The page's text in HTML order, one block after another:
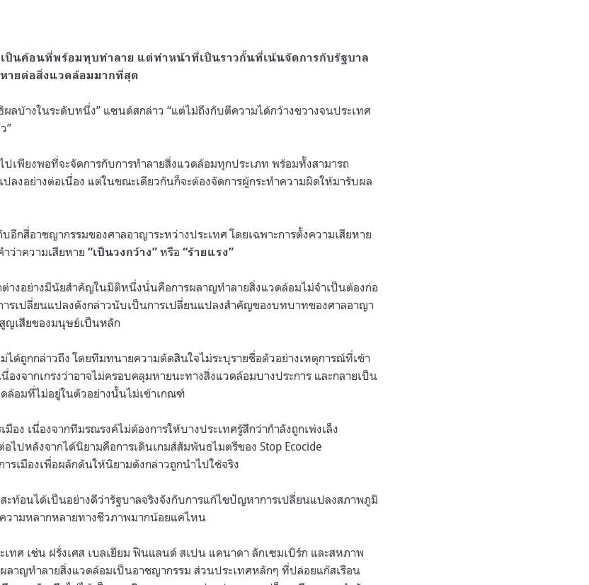
ป็นค้อนที่พร้อมทุบทำลาย แต่ทำหน้าที่เป็นราวกั้นที่เน้นจัดการกับรัฐบาล
ายต่อสิ่งแวดล้อมมากที่สุด
ผลบ้างในระดับหนึ่ง” แซนด์สกล่าว “แต่ไม่ถึงกับตีความได้กว้างขวางจนประเทศ
”
เพียงพอที่จะจัดการกับการทำลายสิ่งแวดล้อมทุกประเภท พร้อมทั้งสามารถ
งอย่างต่อเนื่อง แต่ในขณะเดียวกันก็จะต้องจัดการผู้กระทำความผิดให้มารับผล
อีกสี่อาชญากรรมของศาลอาญาระหว่างประเทศ โดยเฉพาะการตั้งความเสียหาย
ว่าความเสียหาย “เป็นวงกว้าง” หรือ “ร้ายแรง”
างอย่างมีนัยสำคัญในมิติหนึ่งนั่นคือการผลาญทำลายสิ่งแวดล้อมไม่จำเป็นต้องก่อ
รเปลี่ยนแปลงดังกล่าวนับเป็นการเปลี่ยนแปลงสำคัญของบทบาทของศาลอาญา
ญเสียของมนุษย์เป็นหลัก
ได้ถูกกล่าวถึง โดยทีมทนายความตัดสินใจไม่ระบุรายชื่อตัวอย่างเหตุการณ์ที่เข้า
องจากเกรงว่าอาจไม่ครอบคลุมหายนะทางสิ่งแวดล้อมบางประการ และกลายเป็น
อมที่ไม่อยู่ในตัวอย่างนั้นไม่เข้าเกณฑ์
อง เนื่องจากทีมรณรงค์ไม่ต้องการให้บางประเทศรู้สึกว่ากำลังถูกเพ่งเล็ง
อไปหลังจากได้นิยามคือการเดินเกมส์สัมพันธไมตรีของ Stop Ecocide
รเมืองเพื่อผลักดันให้นิยามดังกล่าวถูกนำไปใช้จริง
ท้อนได้เป็นอย่างดีว่ารัฐบาลจริงจังกับการแก้ไขปัญหาการเปลี่ยนแปลงสภาพภูมิ
วามหลากหลายทางชีวภาพมากน้อยแค่ไหน
ศ เช่น ฝรั่งเศส เบลเยียม ฟินแลนด์ สเปน แคนาดา ลักเซมเบิร์ก และสหภาพ
ลาญทำลายสิ่งแวดล้อมเป็นอาชญากรรม ส่วนประเทศหลักๆ ที่ปล่อยแก๊สเรือน